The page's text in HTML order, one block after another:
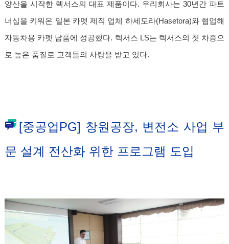
양산을 시작한 렉서스의 대표 제품이다. 우리회사는 30년간 파트
너십을 키워온 일본 카펫 제직 업체 하세도라(Hasetora)와 협업해
자동차용 카펫 납품에 성공했다. 렉서스 LS는 렉서스의 첫 차종으
로 높은 품질로 고객들의 사랑을 받고 있다.
[중공업PG] 창원공장, 변전소 사업 부
문 설계 전산화 위한 프로그램 도입